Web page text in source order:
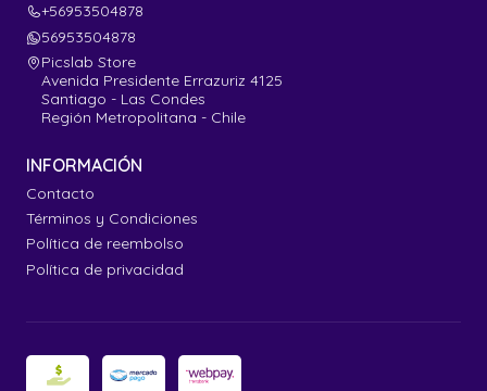
+56953504878
56953504878
Picslab Store
Avenida Presidente Errazuriz 4125
Santiago - Las Condes
Región Metropolitana - Chile
INFORMACIÓN
Contacto
Términos y Condiciones
Política de reembolso
Política de privacidad